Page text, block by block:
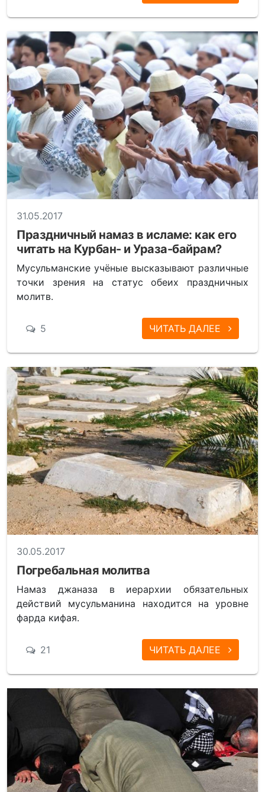
31.05.2017
Праздничный намаз в исламе: как его
читать на Курбан- и Ураза-байрам?
Мусульманские учёные высказывают различные
точки зрения на статус обеих праздничных
молитв.
5 ЧИТАТЬ ДАЛЕЕ
30.05.2017
Погребальная молитва
Намаз джаназа в иерархии обязательных
действий мусульманина находится на уровне
фарда кифая.
21 ЧИТАТЬ ДАЛЕЕ